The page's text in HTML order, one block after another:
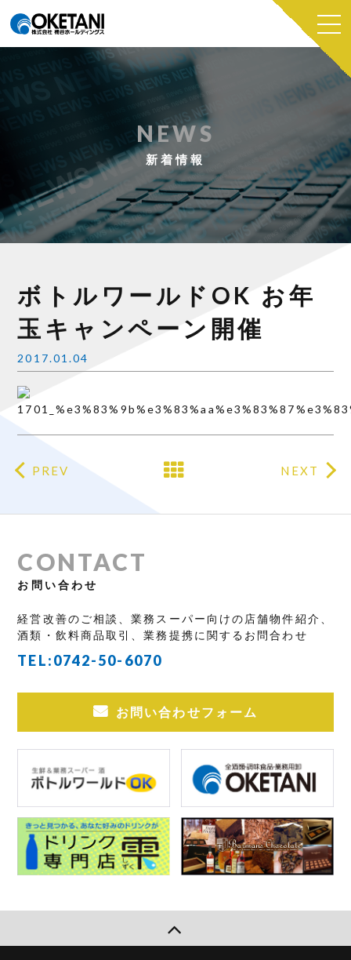
NEWS
新着情報
ボトルワールドOK お年
玉キャンペーン開催
2017.01.04
PREV NEXT
CONTACT
お問い合わせ
経営改善のご相談、業務スーパー向けの店舗物件紹介、
酒類・飲料商品取引、業務提携に関するお問合わせ
TEL:0742-50-6070
お問い合わせフォーム